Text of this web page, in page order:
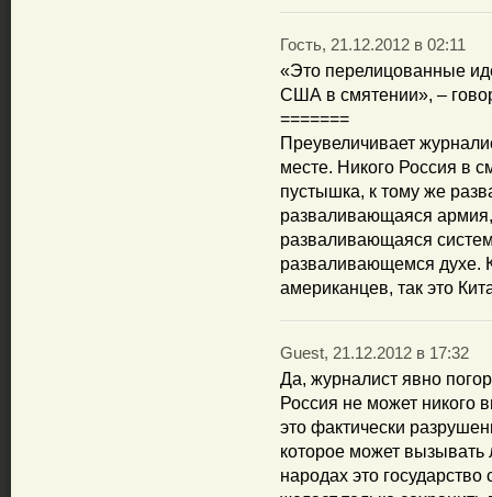
Гость, 21.12.2012 в 02:11
«Это перелицованные
США в смятении», –
=======
Преувеличивает
месте. Никого Россия в
пустышка, к тому же
разваливающаяся
разваливающаяся
разваливающемся духе.
американцев, так это
Guest, 21.12.2012 в 17:32
Да, журналист явно
Россия не может никого
это фактически
которое может вызывать
народах это